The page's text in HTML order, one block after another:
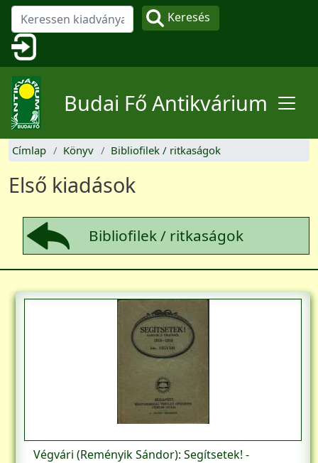
Ugrás a tartalomra
Keresés
Felhasználói fiók menüje
Budai Fő Antikvárium
Címlap Könyv Bibliofilek / ritkaságok
Első kiadások
Bibliofilek / ritkaságok
Végvári (Reményik Sándor): Segítsetek! -